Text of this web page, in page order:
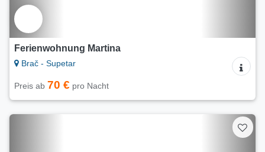
Ferienwohnung Martina
Brač - Supetar
Preis ab 70 € pro Nacht